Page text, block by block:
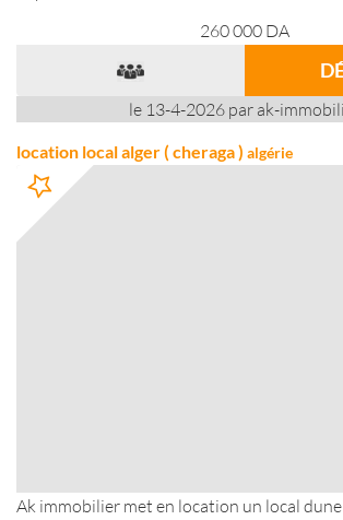
260 000 DA
le 13-4-2026 par ak-
location local alger ( cheraga ) algérie
Ak immobilier met en location un local